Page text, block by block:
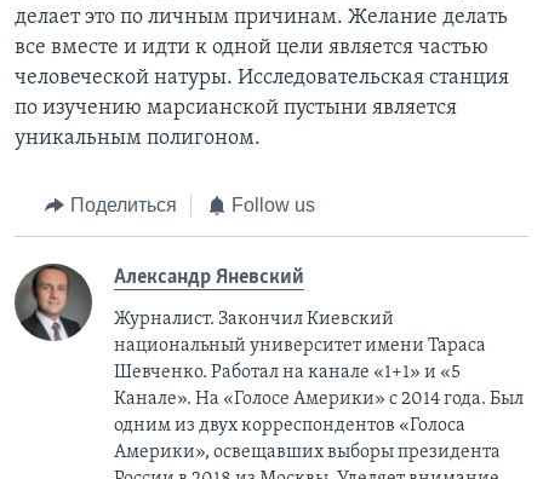
делает это по личным причинам. Желание делать
все вместе и идти к одной цели является частью
человеческой натуры. Исследовательская станция
по изучению марсианской пустыни является
уникальным полигоном.
Поделиться Follow us
Александр Яневский
Журналист. Закончил Киевский
национальный университет имени Тараса
Шевченко. Работал на канале «1+1» и «5
Канале». На «Голосе Америки» с 2014 года. Был
одним из двух корреспондентов «Голоса
Америки», освещавших выборы президента